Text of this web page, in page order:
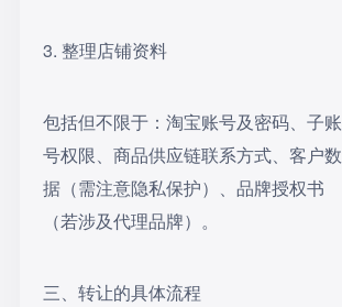
3. 整理店铺资料
包括但不限于：淘宝账号及密码、子账
号权限、商品供应链联系方式、客户数
据（需注意隐私保护）、品牌授权书
（若涉及代理品牌）。
三、转让的具体流程